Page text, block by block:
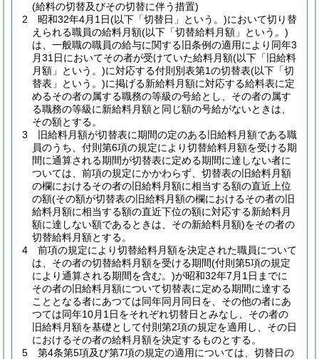
(給料の切替及びその切替に伴う措置)
2
昭和32年4月1日(以下「切替日」という。)において切り替
えられる職員の給料月額(以下「切替給料月額」という。)
は、一般職の職員の給与に関する旧条例の適用により同年3
月31日においてその者が受けていた給料月額(以下「旧給料
月額」という。)に対応する付則別表第1の切替表(以下「切
替表」という。)に掲げる新給料月額に対応する給料表に定
めるその者の属する職務の等級の号給とし、その者の属す
る職務の等級に新給料月額と同じ額の号給がないときは、
その額とする。
3
旧給料月額が切替表に期間の定のある旧給料月額である職
員のうち、付則第6項の規定により切替給料月額を受ける期
間に通算される期間が切替表に定める期間に達しない者に
ついては、前項の規定にかかわらず、切替表の旧給料月額
の欄におけるその者の旧給料月額に相当する額の直近上位
の額(その額が切替表の旧給料月額の欄におけるその者の旧
給料月額に相当する額の直近下位の額に対応する新給料月
額に達しない額であるときは、その新給料月額)をその者の
切替給料月額とする。
4
前項の規定により切替給料月額を決定された職員について
は、その者の切替給料月額を受ける期間(付則第5項の規定
により通算される期間を含む。)が昭和32年7月1日までに
その者の旧給料月額について切替表に定める期間に達する
こととなる者にあつては同年同月同日を、その他の者にあ
つては同年10月1日をそれぞれ切替日とみなし、その者の
旧給料月額を基礎として付則第2項の規定を適用し、その日
におけるその者の給料月額を決定するものとする。
5
第4条第5項及び第7項の規定の適用については、切替日の